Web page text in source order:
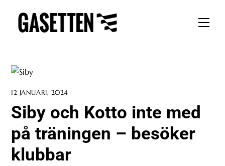
content
12 JANUARI, 2024
Siby och Kotto inte med
på träningen – besöker
klubbar